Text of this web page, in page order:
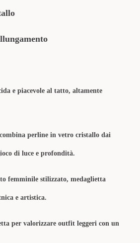
e piacevole al tatto, altamente
perline in vetro cristallo dai
di luce e profondità.
femminile stilizzato, medaglietta
e artistica.
per valorizzare outfit leggeri con un